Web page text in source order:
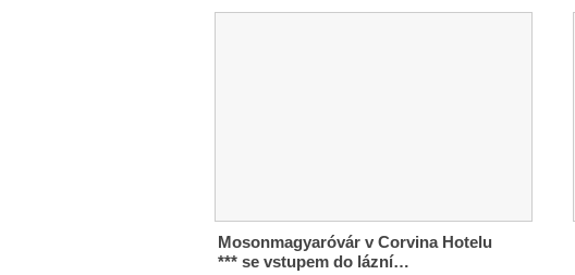
Mosonmagyaróvár v Corvina Hotelu
*** se vstupem do lázní…